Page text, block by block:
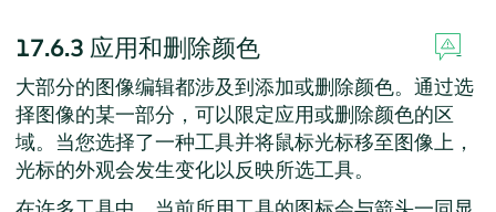
17.6.3 应用和删除颜色
大部分的图像编辑都涉及到添加或删除颜色。通过选
择图像的某一部分，可以限定应用或删除颜色的区
域。当您选择了一种工具并将鼠标光标移至图像上，
光标的外观会发生变化以反映所选工具。